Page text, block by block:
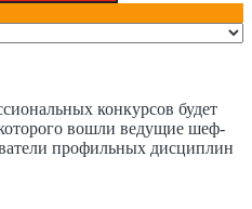
конкурсов будет
вошли ведущие шеф-
профильных дисциплин